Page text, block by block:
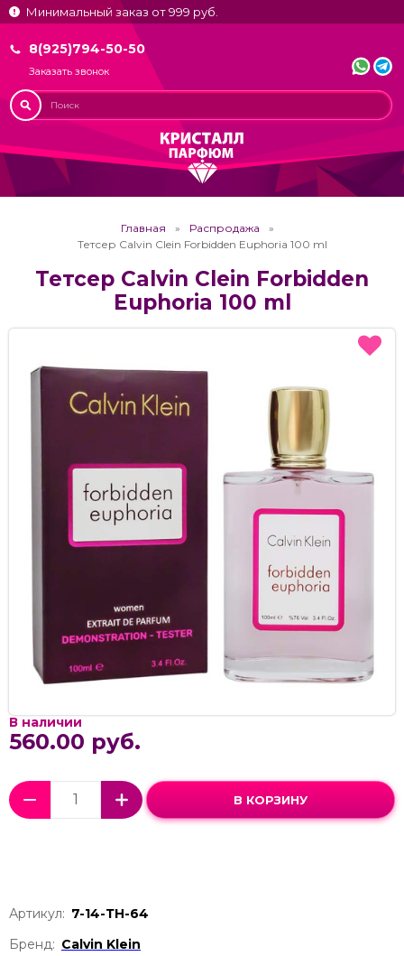
Минимальный заказ от 999 руб.
8(925)794-50-50
Заказать звонок
Главная
Распродажа
Тетсер Calvin Clein Forbidden Euphoria 100 ml
Тетсер Calvin Clein Forbidden
Euphoria 100 ml
В наличии
560.00 руб.
В КОРЗИНУ
Артикул: 7-14-ТН-64
Бренд: Calvin Klein